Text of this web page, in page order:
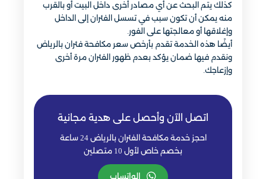
كذلك يتم البحث عن أي مصادر أخرى داخل البيت أو بالقرب
منه يمكن أن تكون سبب في تسسل الفئران إلى الداخل
وإغلاقها أو معالجتها على الفور.
أيضًا هذه الخدمة تقدم بأرخص سعر مكافحة فئران بالرياض
ونقدم فيها ضمان يؤكد بعدم ظهور الفئران مرة أخرى
وإزعاجك.
اتصل الآن وأحصل على هدية مجانية
احجز خدمة مكافحة الفئران بالرياض 24 ساعة
بخصم خاص لأول 10 متصلين
الواتساب